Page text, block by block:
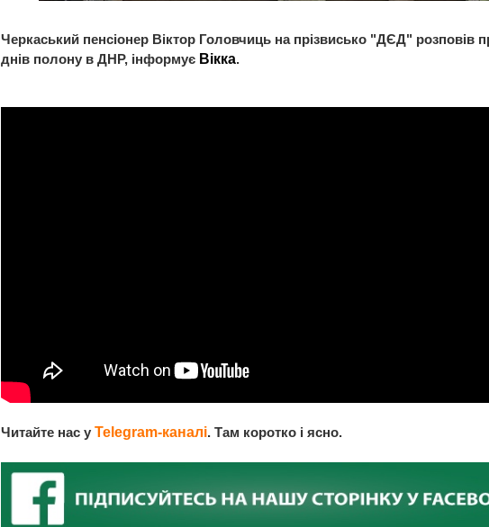
Черкаський пенсіонер Віктор Головчиць на прізвисько "ДЄД" розповів
днів полону в ДНР, інформує Вікка.
Читайте нас у Telegram-каналі. Там коротко і ясно.